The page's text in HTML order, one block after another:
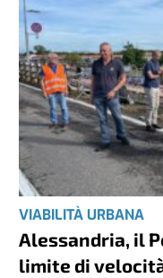
VIABILITÀ URBANA
Alessandria, il
limite di